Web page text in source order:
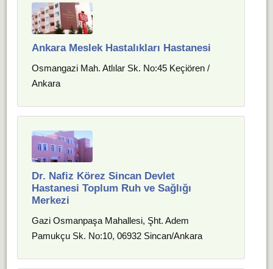
Ankara Meslek Hastalıkları Hastanesi
Osmangazi Mah. Atlılar Sk. No:45 Keçiören /
Ankara
Dr. Nafiz Körez Sincan Devlet
Hastanesi Toplum Ruh ve Sağlığı
Merkezi
Gazi Osmanpaşa Mahallesi, Şht. Adem
Pamukçu Sk. No:10, 06932 Sincan/Ankara